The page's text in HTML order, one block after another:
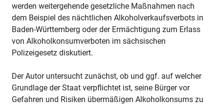
werden weitergehende gesetzliche Maßnahmen nach
dem Beispiel des nächtlichen Alkoholverkaufsverbots in
Baden-Württemberg oder der Ermächtigung zum Erlass
von Alkoholkonsumverboten im sächsischen
Polizeigesetz diskutiert.
Der Autor untersucht zunächst, ob und ggf. auf welcher
Grundlage der Staat verpflichtet ist, seine Bürger vor
Gefahren und Risiken übermäßigen Alkoholkonsums zu